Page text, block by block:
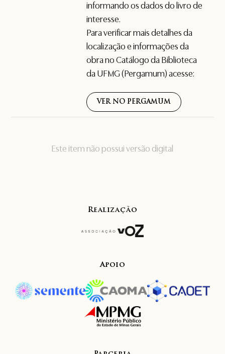
Este item não possui versão digital
informando os dados do livro de
interesse.
Para verificar mais detalhes da
localização e informações da
obra no Catálogo da Biblioteca
da UFMG (Pergamum) acesse:
VER NO PERGAMUM
Realização
Apoio